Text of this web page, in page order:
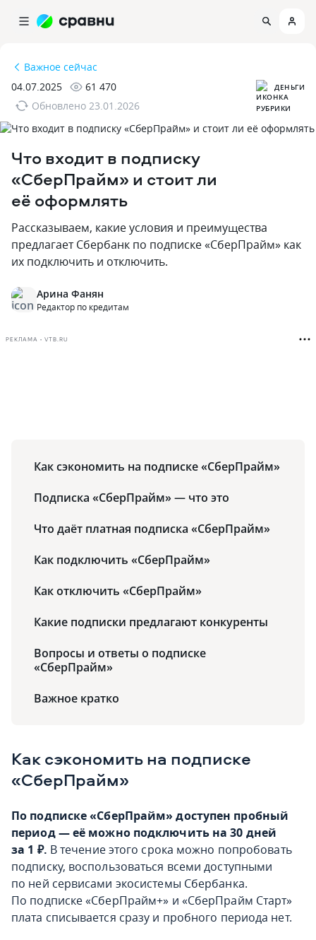
Важное сейчас
04.07.2025
61 470
Обновлено 23.01.2026
ДЕНЬГИ
Что входит в подписку
«СберПрайм» и стоит ли
её оформлять
Рассказываем‚ какие условия и преимущества
предлагает Сбербанк по подписке «СберПрайм» как
их подключить и отключить.
Арина Фанян
Редактор по кредитам
РЕКЛАМА • VTB.RU
Как сэкономить на подписке «СберПрайм»
Подписка «СберПрайм» — что это
Что даёт платная подписка «СберПрайм»
Как подключить «СберПрайм»
Как отключить «СберПрайм»
Какие подписки предлагают конкуренты
Вопросы и ответы о подписке
«СберПрайм»
Важное кратко
Как сэкономить на подписке
«СберПрайм»
По подписке «СберПрайм» доступен пробный
период — её можно подключить на 30 дней
за 1 ₽. В течение этого срока можно попробовать
подписку, воспользоваться всеми доступными
по ней сервисами экосистемы Сбербанка.
По подписке «СберПрайм+» и «СберПрайм Старт»
плата списывается сразу и пробного периода нет.